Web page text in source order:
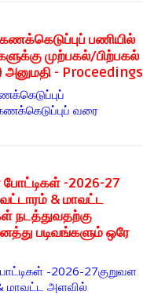
பணியில்
முற்பகல்/பிற்பகல்
அனுமதி - Proceedings
வரை
போட்டிகள் -2026-27
& மாவட்ட
நடத்துவதற்கு
படிவங்களும் ஒரே
-2026-27குறுவள
மாவட்ட அளவில்